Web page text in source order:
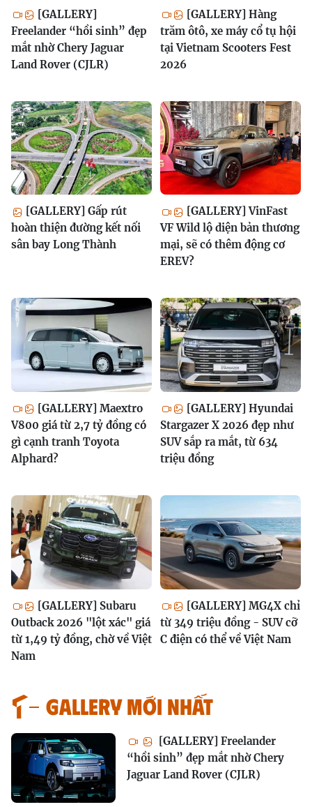
[GALLERY]
Freelander “hồi sinh” đẹp
mắt nhờ Chery Jaguar
Land Rover (CJLR)
[GALLERY] Hàng
trăm ôtô, xe máy cổ tụ hội
tại Vietnam Scooters Fest
2026
[GALLERY] Gấp rút
hoàn thiện đường kết nối
sân bay Long Thành
[GALLERY] VinFast
VF Wild lộ diện bản thương
mại, sẽ có thêm động cơ
EREV?
[GALLERY] Maextro
V800 giá từ 2,7 tỷ đồng có
gì cạnh tranh Toyota
Alphard?
[GALLERY] Hyundai
Stargazer X 2026 đẹp như
SUV sắp ra mắt, từ 634
triệu đồng
[GALLERY] Subaru
Outback 2026 "lột xác" giá
từ 1,49 tỷ đồng, chờ về Việt
Nam
[GALLERY] MG4X chỉ
từ 349 triệu đồng - SUV cỡ
C điện có thể về Việt Nam
GALLERY MỚI NHẤT
[GALLERY] Freelander
“hồi sinh” đẹp mắt nhờ Chery
Jaguar Land Rover (CJLR)